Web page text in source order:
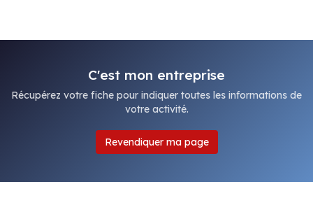
C'est mon entreprise
Récupérez votre fiche pour indiquer toutes les informations de
votre activité.
Revendiquer ma page